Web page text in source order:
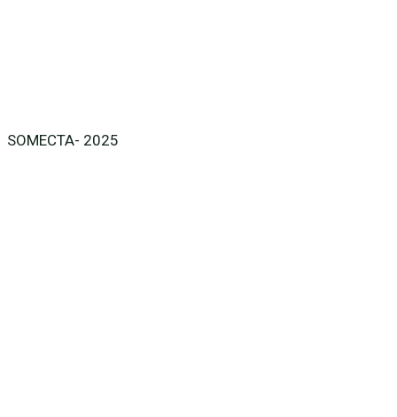
SOMECTA- 2025